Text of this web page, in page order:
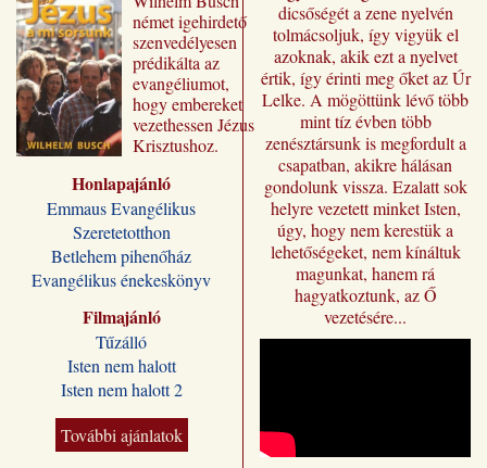
német igehirdető
szenvedélyesen
prédikálta az
evangéliumot,
hogy embereket
vezethessen Jézus
Krisztushoz.
„Jézus a mi
sorsunk” címmel
jutnak el a magyar
olvasóhoz, a
fordításban is
megőrizve eredeti
formájukat,
stílusukat.
Kívánjuk, hogy
Wilhelm Busch
előadássorozata
ilyen módon is
sokakat segítsen a
Jézus Krisztus
Honlapajánló
Emmaus Evangélikus
Szeretetotthon
Betlehem pihenőház
Evangélikus énekeskönyv
Filmajánló
Tűzálló
Isten nem halott
Isten nem halott 2
További ajánlatok
dicsőségét a zene nyelvén
tolmácsoljuk, így vigyük el
azoknak, akik ezt a nyelvet
értik, így érinti meg őket az Úr
Lelke. A mögöttünk lévő több
mint tíz évben több
zenésztársunk is megfordult a
csapatban, akikre hálásan
gondolunk vissza. Ezalatt sok
helyre vezetett minket Isten,
úgy, hogy nem kerestük a
lehetőségeket, nem kínáltuk
magunkat, hanem rá
hagyatkoztunk, az Ő
vezetésére...